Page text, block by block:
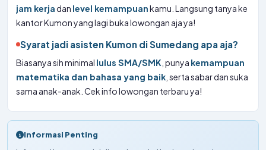
jam kerjadan level kemampuankamu. Langsung tanya ke
kantor Kumon yang lagi buka lowongan aja ya!
Syarat jadi asisten Kumon di Sumedang apa aja?
Biasanya sih minimal lulus SMA/SMK , punya kemampuan
matematika dan bahasa yang baik , serta sabar dan suka
sama anak-anak. Cek info lowongan terbaru ya!
Informasi Penting